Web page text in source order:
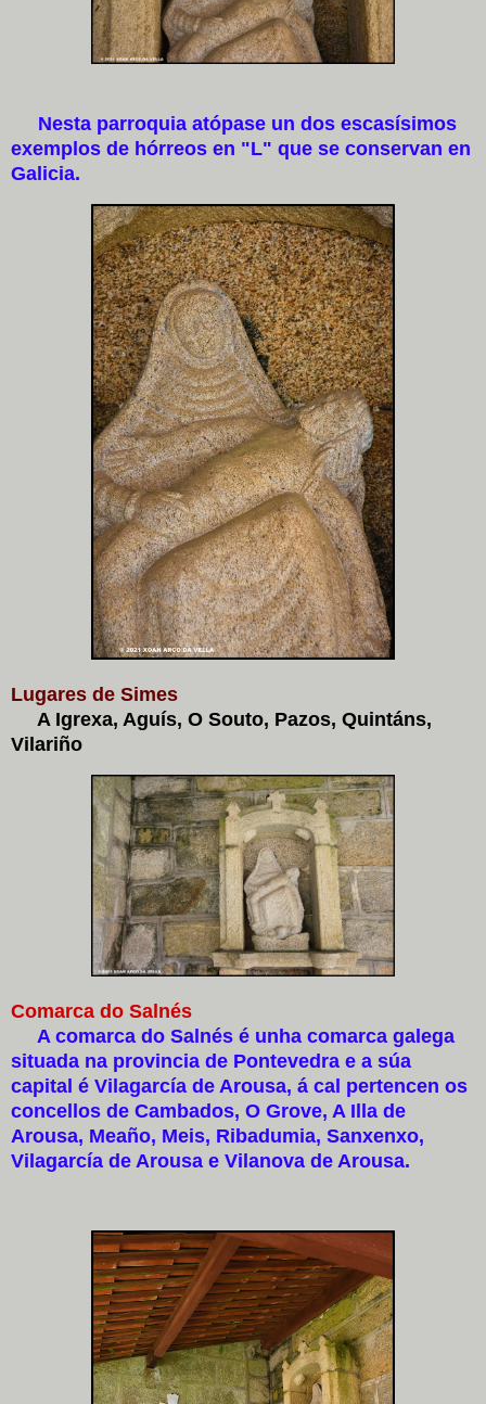
Nesta parroquia atópase un dos escasísimos
exemplos de hórreos en "L" que se conservan en
Galicia.
Lugares de Simes
A Igrexa, Aguís, O Souto, Pazos, Quintáns,
Vilariño
Comarca do Salnés
A comarca do Salnés é unha comarca galega
situada na provincia de Pontevedra e a súa
capital é Vilagarcía de Arousa, á cal pertencen os
concellos de Cambados, O Grove, A Illa de
Arousa, Meaño, Meis, Ribadumia, Sanxenxo,
Vilagarcía de Arousa e Vilanova de Arousa.